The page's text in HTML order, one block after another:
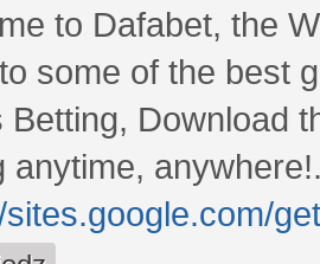
to Dafabet, the
some of the best
Betting, Download
anytime,
sites.google.com/